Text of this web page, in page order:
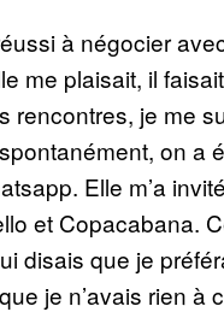
à négocier
me plaisait, il
rencontres, je me
on a
Elle m’a
et Copacabana.
disais que je
je n’avais rien à